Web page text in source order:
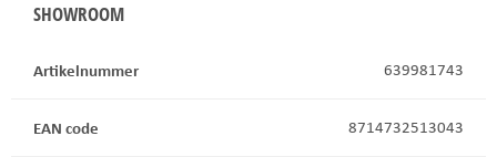
SHOWROOM
Artikelnummer 639981743
EAN code 8714732513043